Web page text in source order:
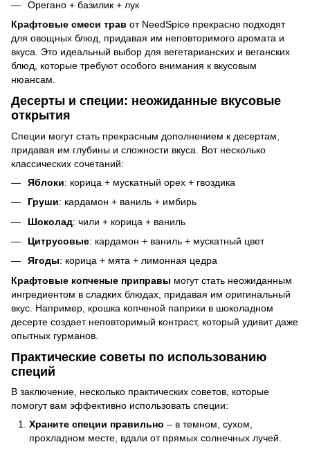
Орегано + базилик + лук
Крафтовые смеси трав от NeedSpice прекрасно подходят
для овощных блюд, придавая им неповторимого аромата и
вкуса. Это идеальный выбор для вегетарианских и веганских
блюд, которые требуют особого внимания к вкусовым
нюансам.
Десерты и специи: неожиданные вкусовые
открытия
Специи могут стать прекрасным дополнением к десертам,
придавая им глубины и сложности вкуса. Вот несколько
классических сочетаний:
Яблоки: корица + мускатный орех + гвоздика
Груши: кардамон + ваниль + имбирь
Шоколад: чили + корица + ваниль
Цитрусовые: кардамон + ваниль + мускатный цвет
Ягоды: корица + мята + лимонная цедра
Крафтовые копченые приправы могут стать неожиданным
ингредиентом в сладких блюдах, придавая им оригинальный
вкус. Например, крошка копченой паприки в шоколадном
десерте создает неповторимый контраст, который удивит даже
опытных гурманов.
Практические советы по использованию
специй
В заключение, несколько практических советов, которые
помогут вам эффективно использовать специи:
Храните специи правильно – в темном, сухом,
прохладном месте, вдали от прямых солнечных лучей.